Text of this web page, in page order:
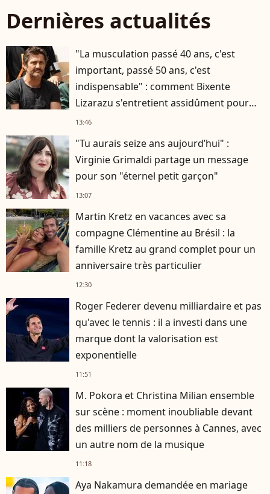
Dernières actualités
"La musculation passé 40 ans, c'est
important, passé 50 ans, c'est
indispensable" : comment Bixente
Lizarazu s'entretient assidûment pour
rester musclé à 56 ans ?
13:46
"Tu aurais seize ans aujourd’hui" :
Virginie Grimaldi partage un message
pour son "éternel petit garçon"
13:07
Martin Kretz en vacances avec sa
compagne Clémentine au Brésil : la
famille Kretz au grand complet pour un
anniversaire très particulier
12:30
Roger Federer devenu milliardaire et pas
qu'avec le tennis : il a investi dans une
marque dont la valorisation est
exponentielle
11:51
M. Pokora et Christina Milian ensemble
sur scène : moment inoubliable devant
des milliers de personnes à Cannes, avec
un autre nom de la musique
11:18
Aya Nakamura demandée en mariage